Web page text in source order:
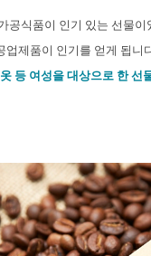
공식품이 인기 있는 선물이
업제품이 인기를 얻게 됩니
등 여성을 대상으로 한 선